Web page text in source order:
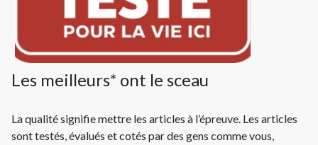
Les meilleurs* ont le sceau
La qualité signifie mettre les articles à l’épreuve. Les articles
sont testés, évalués et cotés par des gens comme vous,